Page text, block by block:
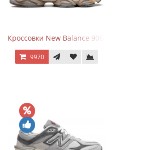
Кроссовки New Balance 9060 Mushroom
9970